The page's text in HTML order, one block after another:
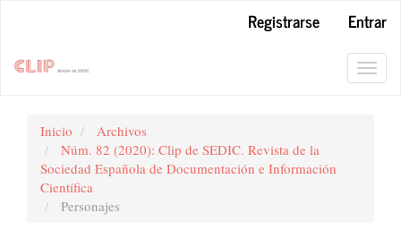
principal
Registrarse
Entrar
Inicio
Archivos
Núm. 82 (2020): Clip de SEDIC. Revista de la
Sociedad Española de Documentación e Información
Científica
Personajes